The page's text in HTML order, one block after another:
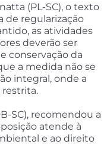
(PL-SC), o texto
de regularização
as atividades
deverão ser
conservação da
a medida não se
integral, onde a
SC), recomendou a
atende à
e ao direito